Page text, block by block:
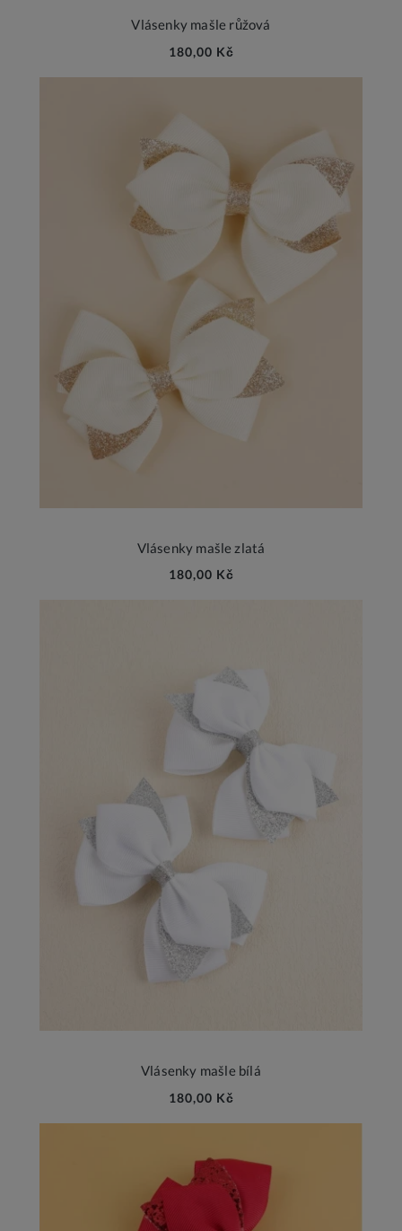
Vlásenky mašle růžová
180,00 Kč
Vlásenky mašle zlatá
180,00 Kč
Vlásenky mašle bílá
180,00 Kč